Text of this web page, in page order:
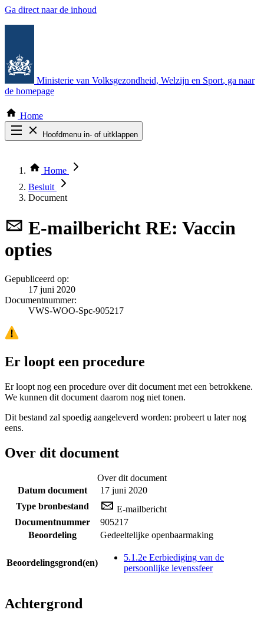
Ga direct naar de inhoud
Ministerie van Volksgezondheid, Welzijn en Sport, ga naar
de homepage
Home
Hoofdmenu in- of uitklappen
Thema COVID-19
Bekijk per bestuursorgaan
Home
Besluit
Document
E-mailbericht RE: Vaccin
opties
Gepubliceerd op:
17 juni 2020
Documentnummer:
VWS-WOO-Spc-905217
Er loopt een procedure
Er loopt nog een procedure over dit document met een betrokkene.
We kunnen dit document daarom nog niet tonen.
Dit bestand zal spoedig aangeleverd worden: probeert u later nog
eens.
Over dit document
Over dit document
Datum document
17 juni 2020
Type bronbestand
E-mailbericht
Documentnummer
905217
Beoordeling
Gedeeltelijke openbaarmaking
Beoordelingsgrond(en)
5.1.2e Eerbiediging van de
persoonlijke levenssfeer
Achtergrond